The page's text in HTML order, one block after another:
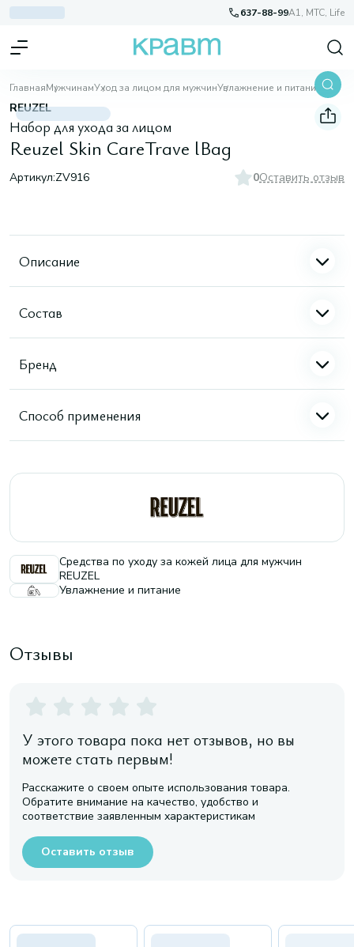
637-88-99A1, МТС, Life
ГлавнаяМужчинамУход за лицом для мужчинУвлажнение и питание Reuzel Skin CareTrave lBag
REUZEL
Набор для ухода за лицом
Reuzel Skin CareTrave lBag
Артикул:ZV916 0Оставить отзыв
Описание
Состав
Бренд
Способ применения
Средства по уходу за кожей лица для мужчин
REUZEL
Увлажнение и питание
Отзывы
У этого товара пока нет отзывов, но вы
можете стать первым!
Расскажите о своем опыте использования товара.
Обратите внимание на качество, удобство и
соответствие заявленным характеристикам
Оставить отзыв